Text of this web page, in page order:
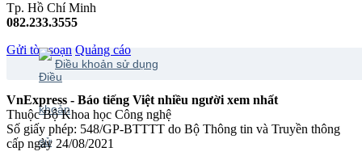
Tp. Hồ Chí Minh
082.233.3555
Gửi tòa soạn Quảng cáo
Điều khoản sử dụng
VnExpress - Báo tiếng Việt nhiều người xem nhất
Thuộc Bộ Khoa học Công nghệ
Số giấy phép: 548/GP-BTTTT do Bộ Thông tin và Truyền thông
cấp ngày 24/08/2021